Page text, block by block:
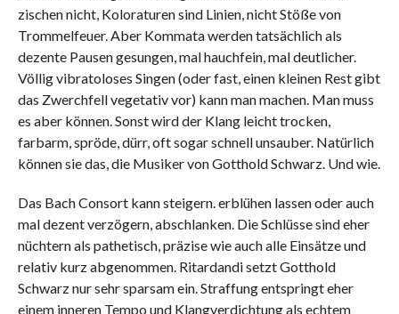
zischen nicht, Koloraturen sind Linien, nicht Stöße von
Trommelfeuer. Aber Kommata werden tatsächlich als
dezente Pausen gesungen, mal hauchfein, mal deutlicher.
Völlig vibratoloses Singen (oder fast, einen kleinen Rest gibt
das Zwerchfell vegetativ vor) kann man machen. Man muss
es aber können. Sonst wird der Klang leicht trocken,
farbarm, spröde, dürr, oft sogar schnell unsauber. Natürlich
können sie das, die Musiker von Gotthold Schwarz. Und wie.
Das Bach Consort kann steigern. erblühen lassen oder auch
mal dezent verzögern, abschlanken. Die Schlüsse sind eher
nüchtern als pathetisch, präzise wie auch alle Einsätze und
relativ kurz abgenommen. Ritardandi setzt Gotthold
Schwarz nur sehr sparsam ein. Straffung entspringt eher
einem inneren Tempo und Klangverdichtung als echtem